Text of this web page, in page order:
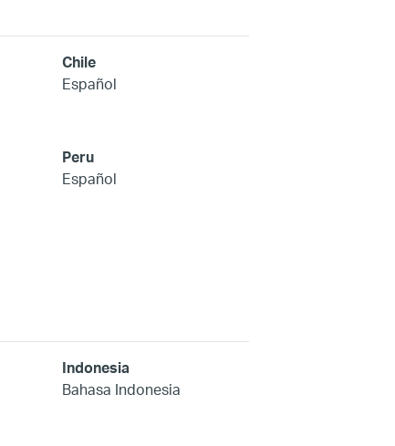
Chile
Español
Peru
Español
Indonesia
Bahasa Indonesia